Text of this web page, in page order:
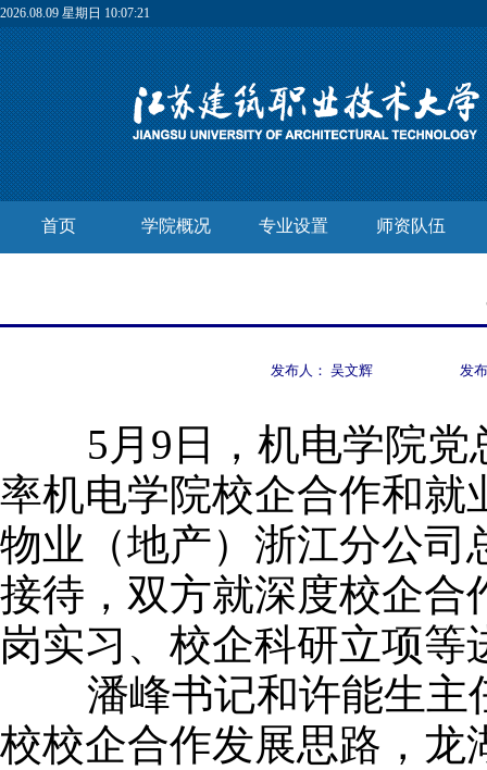
2026.08.09 星期日 10:07:22
首页 学院概况 专业设置 师资队伍
发布人： 吴文辉 发
5 月 9 日
，机电学院
率机电学院校企合作和就
物业（地产）浙江分公司
接待，双方就深度校企合
岗实习、校企科研立项等
潘峰书记和许能生主
校校企合作发展思路，龙